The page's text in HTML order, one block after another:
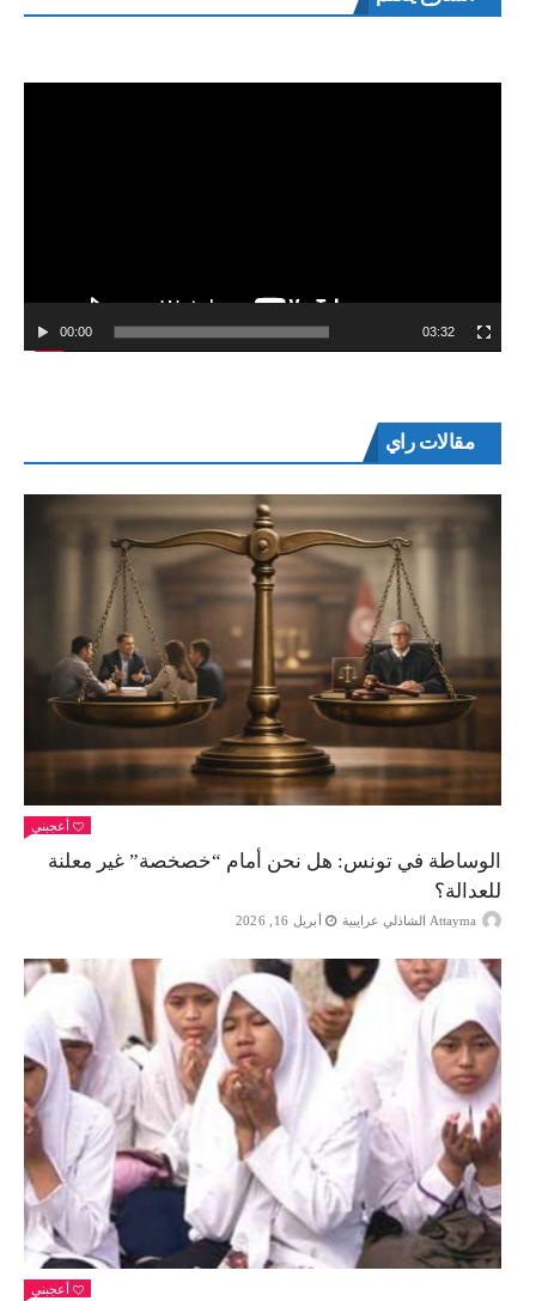
00:00 03:32
مقالات راي
أعجبني
الوساطة في تونس: هل نحن أمام “خصخصة” غير معلنة
للعدالة؟
Attayma الشاذلي عرايبية أبريل 16, 2026
أعجبني